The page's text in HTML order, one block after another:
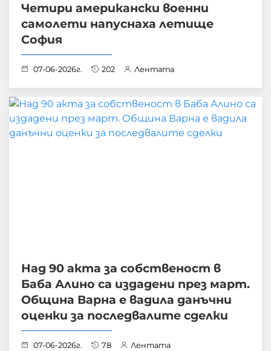
Четири американски военни
самолети напуснаха летище
София
07-06-2026г. 202 Лентата
Над 90 акта за собственост в
Баба Алино са издадени през март.
Община Варна е вадила данъчни
оценки за последвалите сделки
07-06-2026г. 78 Лентата